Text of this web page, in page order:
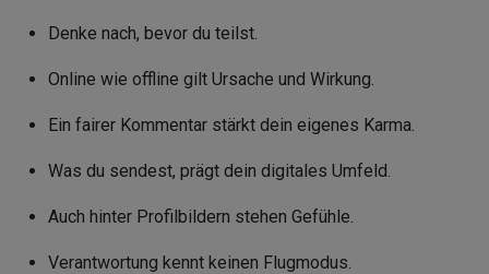
Denke nach, bevor du teilst.
Online wie offline gilt Ursache und Wirkung.
Ein fairer Kommentar stärkt dein eigenes Karma.
Was du sendest, prägt dein digitales Umfeld.
Auch hinter Profilbildern stehen Gefühle.
Verantwortung kennt keinen Flugmodus.